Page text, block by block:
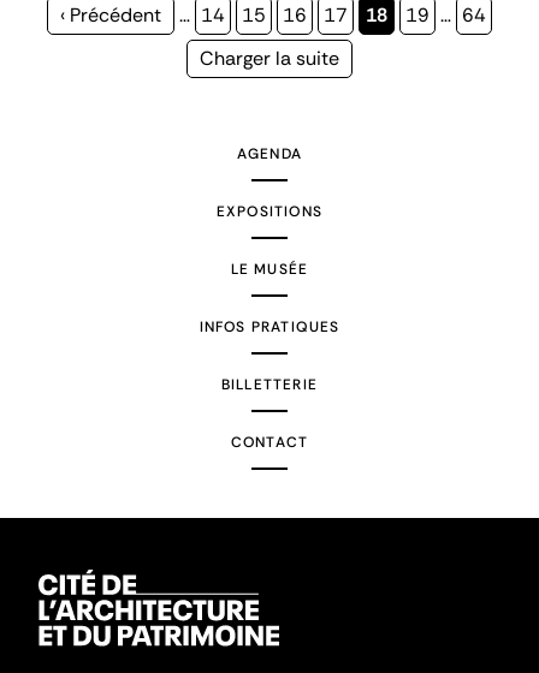
Page
‹ Précédent … Page
14 Page
15 Page
16 Page
17
Page
18 Page
19 … Page
64
Page
Charger la suite
AGENDA
EXPOSITIONS
LE MUSÉE
INFOS PRATIQUES
BILLETTERIE
CONTACT